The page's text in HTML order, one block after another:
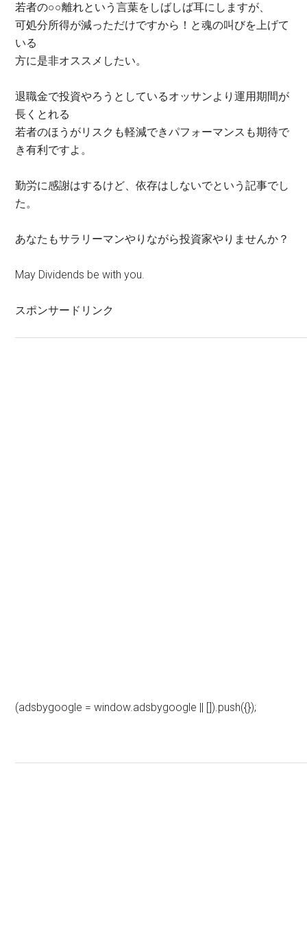
若者の○○離れという言葉をしばしば耳にしますが、
可処分所得が減っただけですから！と魂の叫びを上げて
いる
方に是非オススメしたい。
退職金で投資やろうとしているオッサンより運用期間が
長くとれる
若者のほうがリスクも軽減できパフォーマンスも期待で
き有利ですよ。
勤労に感謝はするけど、依存はしないでという記事でし
た。
あなたもサラリーマンやりながら投資家やりませんか？
May Dividends be with you.
スポンサードリンク
(adsbygoogle = window.adsbygoogle || []).push({});